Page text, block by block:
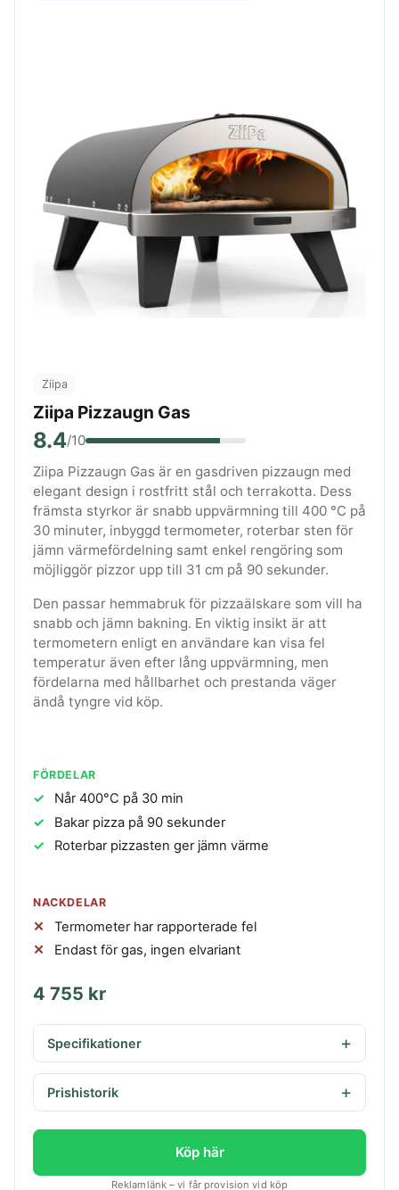
Ziipa
Ziipa Pizzaugn Gas
8.4/10
Ziipa Pizzaugn Gas är en gasdriven pizzaugn med
elegant design i rostfritt stål och terrakotta. Dess
främsta styrkor är snabb uppvärmning till 400 °C på
30 minuter, inbyggd termometer, roterbar sten för
jämn värmefördelning samt enkel rengöring som
möjliggör pizzor upp till 31 cm på 90 sekunder.
Den passar hemmabruk för pizzaälskare som vill ha
snabb och jämn bakning. En viktig insikt är att
termometern enligt en användare kan visa fel
temperatur även efter lång uppvärmning, men
fördelarna med hållbarhet och prestanda väger
ändå tyngre vid köp.
FÖRDELAR
Når 400°C på 30 min
Bakar pizza på 90 sekunder
Roterbar pizzasten ger jämn värme
NACKDELAR
Termometer har rapporterade fel
Endast för gas, ingen elvariant
4 755 kr
Specifikationer
Prishistorik
Köp här
Reklamlänk – vi får provision vid köp